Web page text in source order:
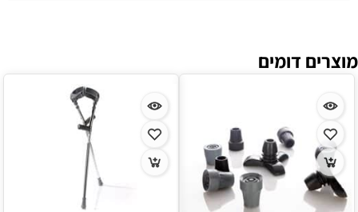
מוצרים דומים